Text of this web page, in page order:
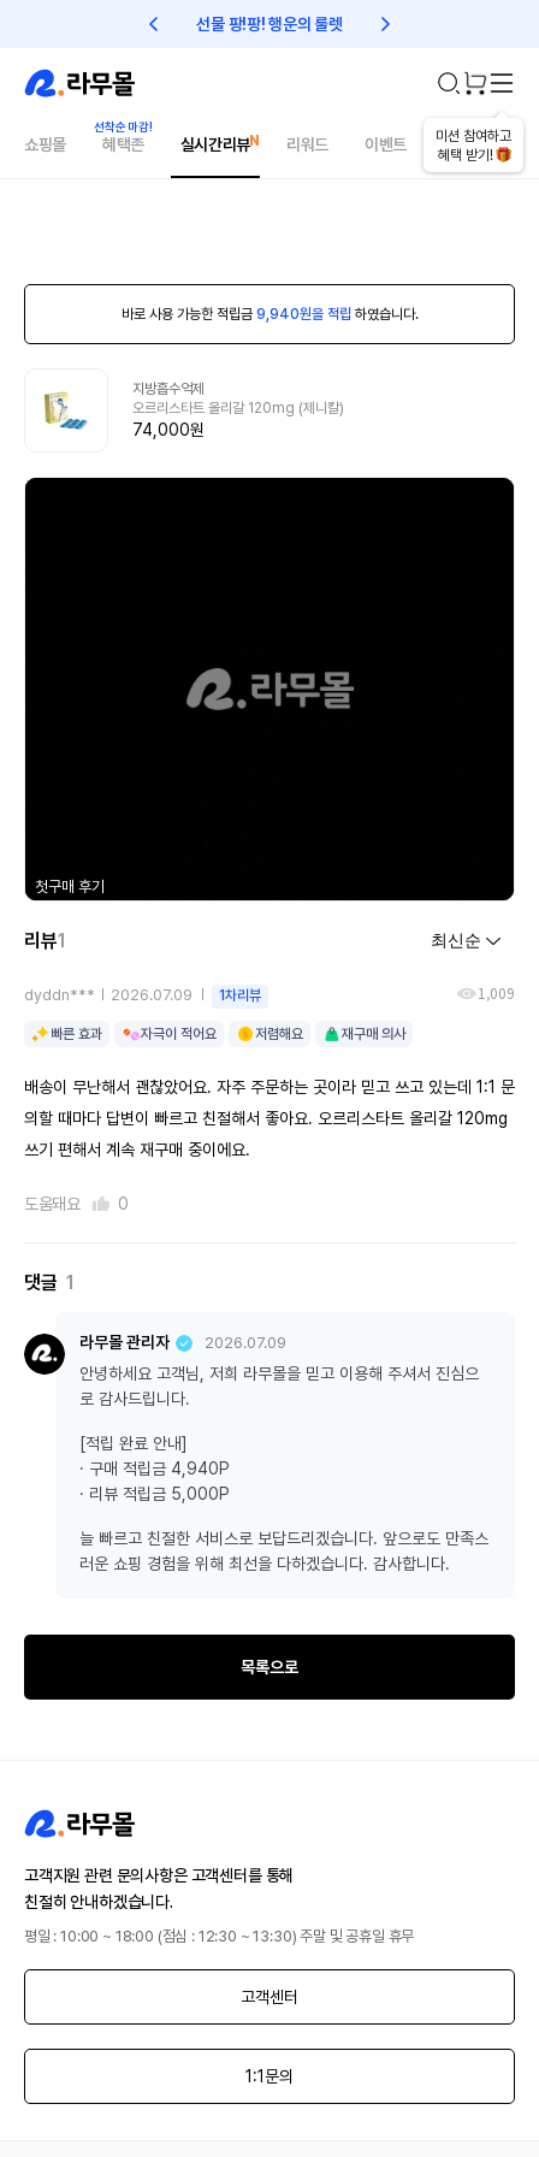
선물 팡!팡! 행운의 룰렛 친구초대 1만원 리워드!
미션 참여하고
혜택 받기!
쇼핑몰 혜택존 실시간리뷰 리워드 이벤트 건강매거진
바로 사용 가능한 적립금 9,940원을 적립 하였습니다.
지방흡수억제
오르리스타트 올리갈 120mg (제니칼)
74,000원
첫구매 후기
리뷰1
dyddn*** 2026.07.09 1차리뷰 1,009
빠른 효과 자극이 적어요 저렴해요 재구매 의사
배송이 무난해서 괜찮았어요. 자주 주문하는 곳이라 믿고 쓰고 있는데 1:1 문
의할 때마다 답변이 빠르고 친절해서 좋아요. 오르리스타트 올리갈 120mg
쓰기 편해서 계속 재구매 중이에요.
도움돼요 0
댓글 1
라무몰 관리자 2026.07.09
안녕하세요 고객님, 저희 라무몰을 믿고 이용해 주셔서 진심으
로 감사드립니다.
[적립 완료 안내]
· 구매 적립금 4,940P
· 리뷰 적립금 5,000P
늘 빠르고 친절한 서비스로 보답드리겠습니다. 앞으로도 만족스
러운 쇼핑 경험을 위해 최선을 다하겠습니다. 감사합니다.
목록으로
고객지원 관련 문의사항은 고객센터를 통해
친절히 안내하겠습니다.
평일 : 10:00 ~ 18:00 (점심 : 12:30 ~ 13:30) 주말 및 공휴일 휴무
고객센터
1:1문의